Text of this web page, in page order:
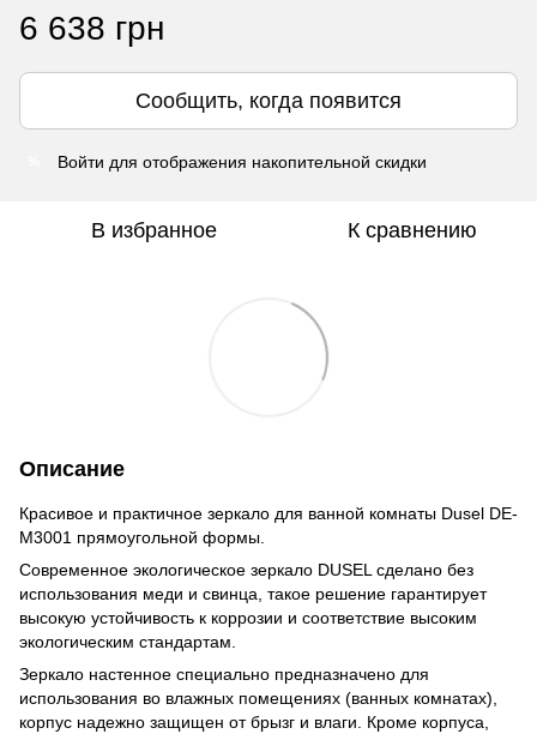
6 638 грн
Сообщить, когда появится
Войти для отображения накопительной скидки
В избранное К сравнению
Описание
Красивое и практичное зеркало для ванной комнаты Dusel DE-
M3001 прямоугольной формы.
Современное экологическое зеркало DUSEL сделано без
использования меди и свинца, такое решение гарантирует
высокую устойчивость к коррозии и соответствие высоким
экологическим стандартам.
Зеркало настенное специально предназначено для
использования во влажных помещениях (ванных комнатах),
корпус надежно защищен от брызг и влаги. Кроме корпуса,